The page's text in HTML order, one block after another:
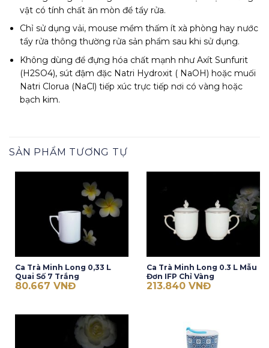
vật có tính chất ăn mòn để tẩy rửa.
Chỉ sử dụng vải, mouse mềm thấm ít xà phòng hay nước
tẩy rửa thông thường rửa sản phẩm sau khi sử dụng.
Không dùng để đựng hóa chất mạnh như Axít Sunfurit
(H2SO4), sút đậm đặc Natri Hydroxit ( NaOH) hoặc muối
Natri Clorua (NaCl) tiếp xúc trực tiếp nơi có vàng hoặc
bạch kim.
SẢN PHẨM TƯƠNG TỰ
Ca Trà Minh Long 0,33 L
Quai Số 7 Trắng
80.667 VNĐ
Ca Trà Minh Long 0.3 L Mẫu
Đơn IFP Chỉ Vàng
213.840 VNĐ